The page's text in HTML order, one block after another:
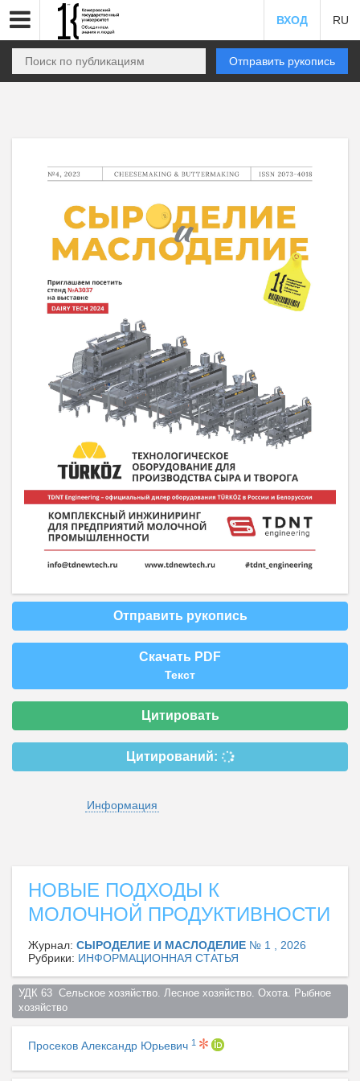
ВХОД RU
Отправить рукопись
Отправить рукопись
Скачать PDF
Текст
Цитировать
Цитирований:
Информация
НОВЫЕ ПОДХОДЫ К
МОЛОЧНОЙ ПРОДУКТИВНОСТИ
Журнал: СЫРОДЕЛИЕ И МАСЛОДЕЛИЕ № 1 , 2026
Рубрики: ИНФОРМАЦИОННАЯ СТАТЬЯ
УДК 63  Сельское хозяйство. Лесное хозяйство. Охота. Рыбное
хозяйство
Просеков Александр Юрьевич 1